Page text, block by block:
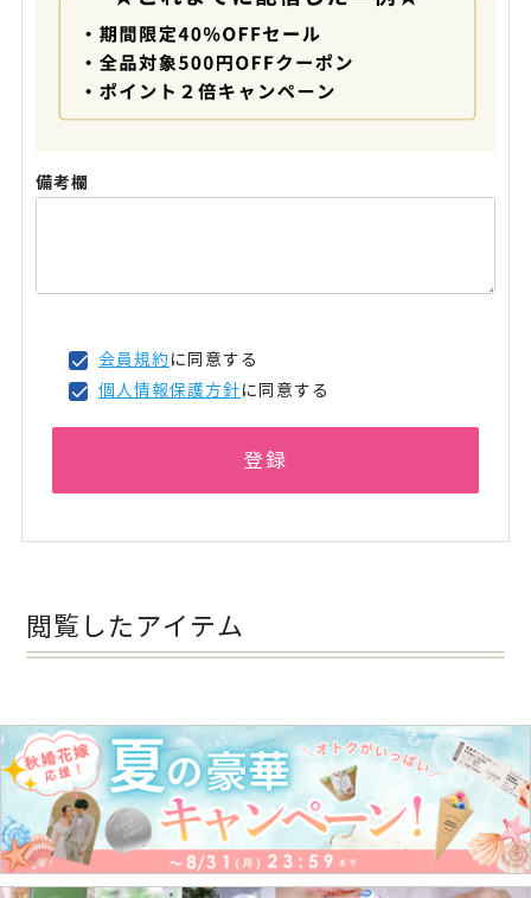
備考欄
会員規約に同意する
個人情報保護方針に同意する
登録
閲覧したアイテム